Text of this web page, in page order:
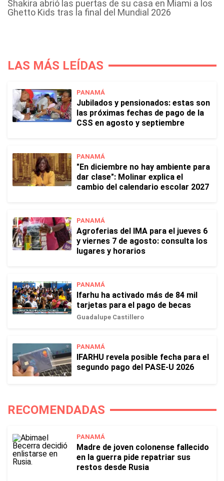
Shakira abrió las puertas de su casa en Miami a los
Ghetto Kids tras la final del Mundial 2026
LAS MÁS LEÍDAS
PANAMÁ
Jubilados y pensionados: estas son
las próximas fechas de pago de la
CSS en agosto y septiembre
PANAMÁ
"En diciembre no hay ambiente para
dar clase": Molinar explica el
cambio del calendario escolar 2027
PANAMÁ
Agroferias del IMA para el jueves 6
y viernes 7 de agosto: consulta los
lugares y horarios
PANAMÁ
Ifarhu ha activado más de 84 mil
tarjetas para el pago de becas
Guadalupe Castillero
PANAMÁ
IFARHU revela posible fecha para el
segundo pago del PASE-U 2026
RECOMENDADAS
PANAMÁ
Madre de joven colonense fallecido
en la guerra pide repatriar sus
restos desde Rusia